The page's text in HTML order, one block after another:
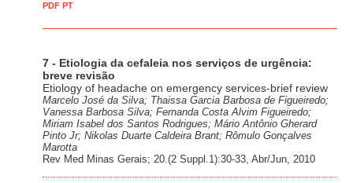
PDF PT
7 - Etiologia da cefaleia nos serviços de urgência:
breve revisão
Etiology of headache on emergency services-brief review
Marcelo José da Silva; Thaissa Garcia Barbosa de Figueiredo;
Vanessa Barbosa Silva; Fernanda Costa Alvim Figueiredo;
Miriam Isabel dos Santos Rodrigues; Mário Antônio Gherard
Pinto Jr; Nikolas Duarte Caldeira Brant; Rômulo Gonçalves
Marotta
Rev Med Minas Gerais; 20.(2 Suppl.1):30-33, Abr/Jun, 2010